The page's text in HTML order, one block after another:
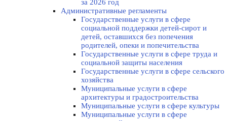
за 2026 год
Административные регламенты
Государственные услуги в сфере
социальной поддержки детей-сирот и
детей, оставшихся без попечения
родителей, опеки и попечительства
Государственные услуги в сфере труда и
социальной защиты населения
Государственные услуги в сфере сельского
хозяйства
Муниципальные услуги в сфере
архитектуры и градостроительства
Муниципальные услуги в сфере культуры
Муниципальные услуги в сфере